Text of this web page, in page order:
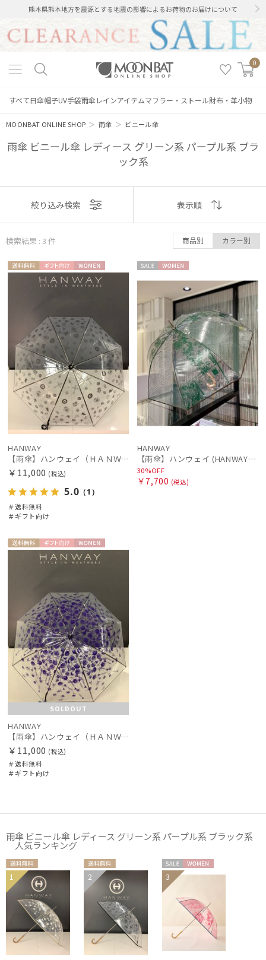
熊本県熊本地方を震源とする地震の影響によるお荷物のお届けについて
0
すべて日傘帽子UV手袋雨傘 レインアイテムマフラー・ストール財布・革小物
MOONBAT ONLINE SHOP ＞雨傘 ＞ ビニール傘
雨傘 ビニール傘 レディース グリーン系 パープル系 ブラ
ック系
絞り込み
メンズ キッズ
カテゴリー
ブランド
傘機能
帽子
手袋・アームカバー
その他
価格・割引率
在庫表示
入荷状況
表示
おすすめ
新着
価格の低い
順
人気順
売上点数順
お気に入り
順
絞り込み検索 表示順
検索結果 : 3 件 商品別 カラー別
送料無 ギフト
向け
WOME
N
HANWAY
【雨傘】ハンウェイ（ＨＡＮＷＡＹ）Amuleto mexicano TP（アムレット・メヒカーノ・TP）
￥11,000 (税込)
5.0 （1）
＃送料無料
＃ギフト向け
HANWAY
【雨傘】ハンウェイ (HANWAY) Vintage rendezvous（ヴィンテージランデブー・ティー・ピー） 親骨：56～60cm
30%OFF
￥7,700 (税込)
送料無 ギフト
向け
WOME
N
SOLDOUT
HANWAY
【雨傘】ハンウェイ（ＨＡＮＷＡＹ）Cempasuchil （センパスチル）
￥11,000 (税込)
＃送料無料
＃ギフト向け
雨傘 ビニール傘 レディース グリーン系 パープル系 ブラック系
人気ランキング
送料無
料
ギフト
向け
WOME
1
送料無
料
ギフト
向け
WOME
2
セー
ル
WOME
3